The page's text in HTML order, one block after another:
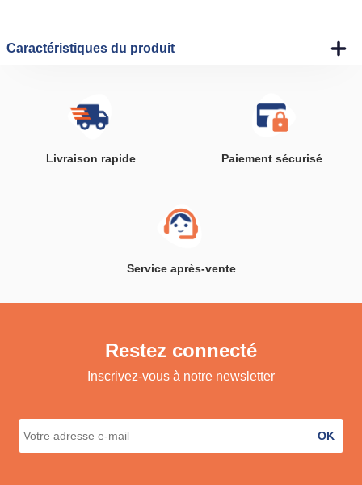
Caractéristiques du produit
Livraison rapide Paiement sécurisé
Service après-vente
Restez connecté
Inscrivez-vous à notre newsletter
OK